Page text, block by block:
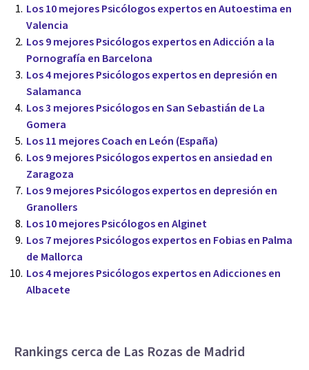
Los 10 mejores Psicólogos expertos en Autoestima en
Valencia
Los 9 mejores Psicólogos expertos en Adicción a la
Pornografía en Barcelona
Los 4 mejores Psicólogos expertos en depresión en
Salamanca
Los 3 mejores Psicólogos en San Sebastián de La
Gomera
Los 11 mejores Coach en León (España)
Los 9 mejores Psicólogos expertos en ansiedad en
Zaragoza
Los 9 mejores Psicólogos expertos en depresión en
Granollers
Los 10 mejores Psicólogos en Alginet
Los 7 mejores Psicólogos expertos en Fobias en Palma
de Mallorca
Los 4 mejores Psicólogos expertos en Adicciones en
Albacete
Rankings cerca de Las Rozas de Madrid